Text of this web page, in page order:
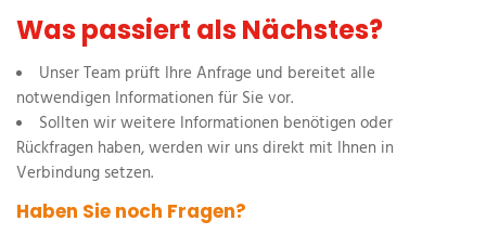
Was passiert als Nächstes?
Unser Team prüft Ihre Anfrage und bereitet alle
notwendigen Informationen für Sie vor.
Sollten wir weitere Informationen benötigen oder
Rückfragen haben, werden wir uns direkt mit Ihnen in
Verbindung setzen.
Haben Sie noch Fragen?